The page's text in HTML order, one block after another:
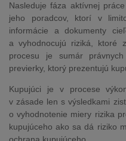
Nasleduje fáza aktívnej
jeho poradcov, ktorí v
informácie a dokumenty
a vyhodnocujú riziká, ktoré
procesu je sumár
previerky, ktorý prezentujú
Kupujúci je v procese
v zásade len s výsledkami
o vyhodnotenie miery rizika
kupujúceho ako sa dá riziko